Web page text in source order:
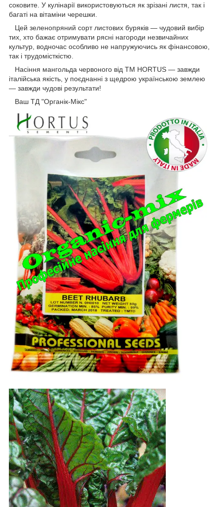
соковите. У кулінарії використовуються як зрізані листя, так і
багаті на вітаміни черешки.
Цей зеленопряний сорт листових буряків — чудовий вибір
тих, хто бажає отримувати рясні нагороди незвичайних
культур, водночас особливо не напружуючись як фінансовою,
так і трудомісткістю.
Насіння мангольда червоного від ТМ HORTUS — завжди
італійська якість, у поєднанні з щедрою українською землею
— завжди чудові результати!
Ваш ТД "Органік-Мікс"